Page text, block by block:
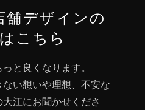
舗デザインの
こちら
と良くなります。
い想いや理想、不安な
江にお聞かせくださ